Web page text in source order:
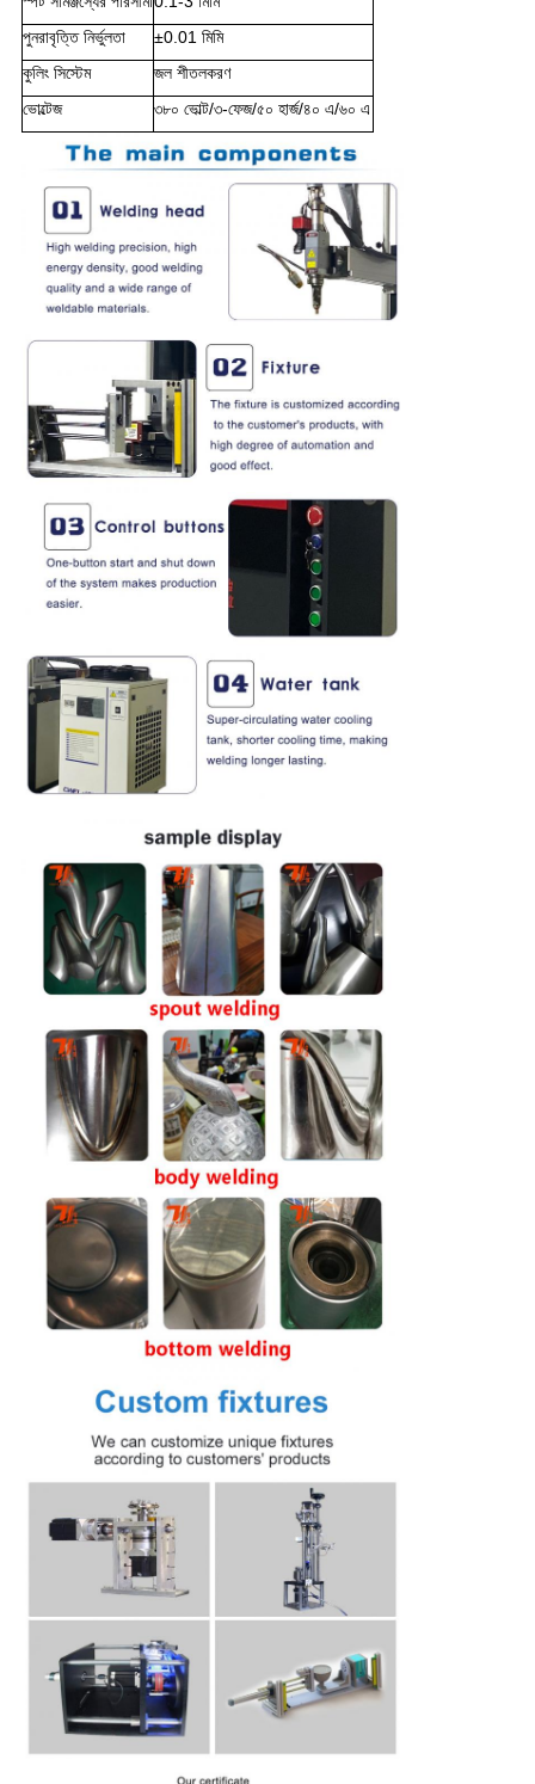
পুনরাবৃত্তি নির্ভুলতা
±0.01 মিমি
কুলিং সিস্টেম
জল শীতলকরণ
ভোল্টেজ
৩৮০ ভোল্ট/৩-ফেজ/৫০ হার্জ/৪০ এ/৬০ এ